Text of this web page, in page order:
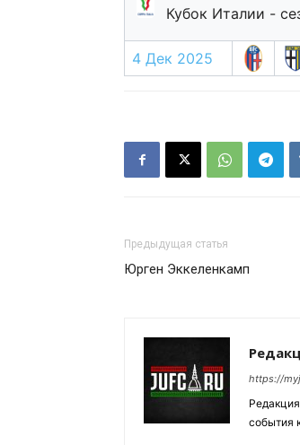
Кубок Италии -
4 Дек 2025
Предыдущая статья
Юрген Эккеленкамп
https://
события